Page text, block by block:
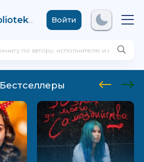
Online-biblioteka .comВойти
Бестселлеры